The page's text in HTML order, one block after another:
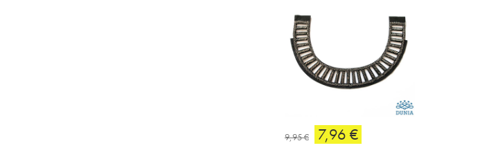
9,95 € 7,96 €